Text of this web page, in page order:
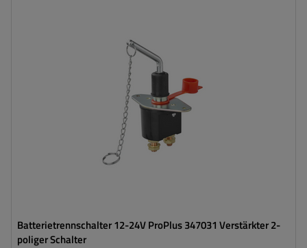
Batterietrennschalter 12-24V ProPlus 347031 Verstärkter 2-
poliger Schalter